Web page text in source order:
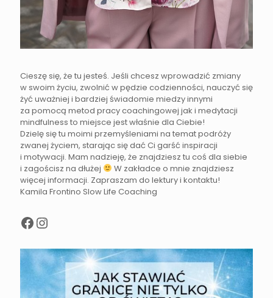
Cieszę się, że tu jesteś. Jeśli chcesz wprowadzić zmiany
w swoim życiu, zwolnić w pędzie codzienności, nauczyć się
żyć uważniej i bardziej świadomie miedzy innymi
za pomocą metod pracy coachingowej jak i medytacji
mindfulness to miejsce jest właśnie dla Ciebie!
Dzielę się tu moimi przemyśleniami na temat podróży
zwanej życiem, starając się dać Ci garść inspiracji
i motywacji. Mam nadzieję, że znajdziesz tu coś dla siebie
i zagościsz na dłużej
W zakładce o mnie znajdziesz
więcej informacji. Zapraszam do lektury i kontaktu!
Kamila Frontino Slow Life Coaching